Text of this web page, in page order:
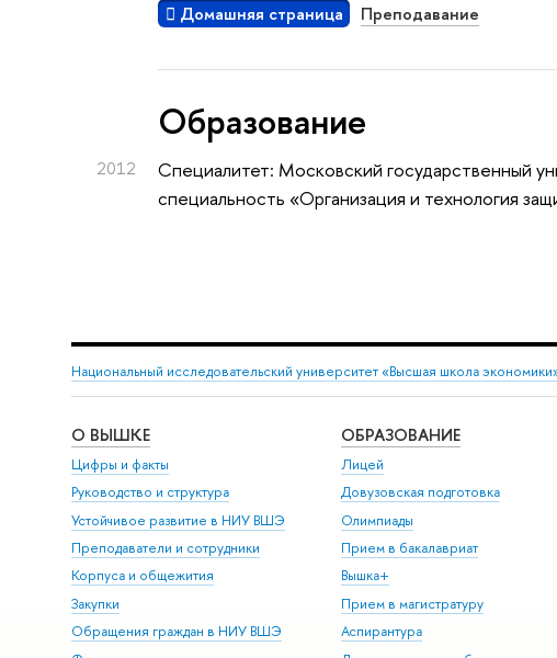
Домашняя страница Преподавание
Oбразование
2012
Специалитет: Московский государственный
специальность «Организация и технология
Национальный исследовательский университет «Высшая школа
О ВЫШКЕ
Цифры и факты
Руководство и структура
Устойчивое развитие в НИУ ВШЭ
Преподаватели и сотрудники
Корпуса и общежития
Закупки
Обращения граждан в НИУ ВШЭ
ОБРАЗОВАНИЕ
Лицей
Довузовская подготовка
Олимпиады
Прием в бакалавриат
Вышка+
Прием в магистратуру
Аспирантура